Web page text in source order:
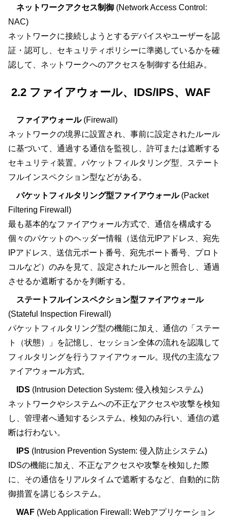
ネットワークアクセス制御 (Network Access Control:
NAC)
ネットワークに接続しようとするデバイスやユーザーを認
証・認可し、セキュリティポリシーに準拠しているかを確
認して、ネットワークへのアクセスを制御する仕組み。
2.2 ファイアウォール、IDS/IPS、WAF
ファイアウォール (Firewall)
ネットワークの境界に設置され、事前に設定されたルール
に基づいて、通過する通信を監視し、許可または遮断する
セキュリティ装置。パケットフィルタリング型、ステート
フルインスペクション型などがある。
パケットフィルタリング型ファイアウォール (Packet
Filtering Firewall)
最も基本的なファイアウォール方式で、通信を構成する
個々のパケットのヘッダー情報（送信元IPアドレス、宛先
IPアドレス、送信元ポート番号、宛先ポート番号、プロト
コルなど）のみを見て、設定されたルールと照合し、通過
させるか遮断するかを判断する。
ステートフルインスペクション型ファイアウォール
(Stateful Inspection Firewall)
パケットフィルタリング型の機能に加え、通信の「ステー
ト（状態）」を記憶し、セッション全体の流れを認識して
フィルタリングを行うファイアウォール。現代の主流なフ
ァイアウォール方式。
IDS (Intrusion Detection System: 侵入検知システム)
ネットワークやシステムへの不正なアクセスや攻撃を検知
し、管理者へ通知するシステム。検知のみ行い、通信の遮
断は行わない。
IPS (Intrusion Prevention System: 侵入防止システム)
IDSの機能に加え、不正なアクセスや攻撃を検知した際
に、その通信をリアルタイムで遮断するなど、自動的に防
御措置を講じるシステム。
WAF (Web Application Firewall: Webアプリケーション